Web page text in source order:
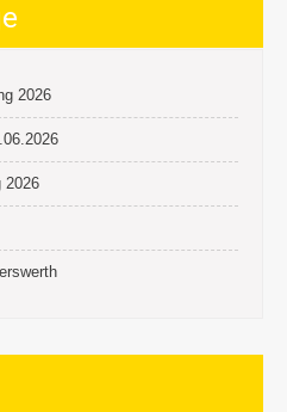
2026
2026